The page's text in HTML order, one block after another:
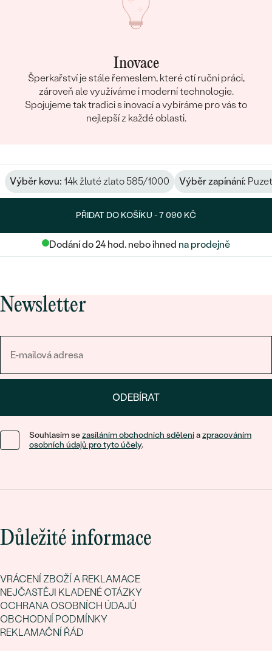
Inovace
Šperkařství je stále řemeslem, které ctí ruční práci,
zároveň ale využíváme i moderní technologie.
Spojujeme tak tradici s inovací a vybíráme pro vás to
nejlepší z každé oblasti.
Výběr kovu: 14k žluté zlato 585/1000 Výběr zapínání:
PŘIDAT DO KOŠÍKU -7 090 KČ
Dodání do 24 hod. nebo ihned na prodejně
Newsletter
ODEBÍRAT
Souhlasím sezasíláním obchodních sděleníazpracováním
osobních údajů pro tyto účely.
Důležité informace
VRÁCENÍ ZBOŽÍ A REKLAMACE
NEJČASTĚJI KLADENÉ OTÁZKY
OCHRANA OSOBNÍCH ÚDAJŮ
OBCHODNÍ PODMÍNKY
REKLAMAČNÍ ŘÁD